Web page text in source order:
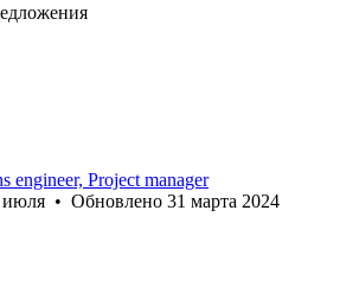
engineer, Project manager
июля • Обновлено 31 марта 2024